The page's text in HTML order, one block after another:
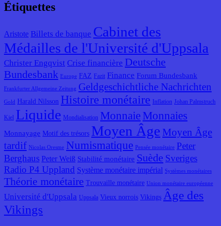
Étiquettes
Aristote Billets de banque Cabinet des
Médailles de l'Université d'Uppsala
Christer Engqvist Crise financière Deutsche
Bundesbank
Europe FAZ Fazit Finance Forum Bundesbank
Frankfurter Allgemeine Zeitung Geldgeschichtliche Nachrichten
Gold Harald Nilsson Histoire monétaire Inflation Johan Palmstruch
Kiel Liquide Mondialisation Monnaie Monnaies
Monnayage Motif des trésors Moyen Âge Moyen Âge
tardif Nicolas Oresme Numismatique Pensée monétaire Peter
Berghaus Peter Weiß Stabilité monétaire Suède Sveriges
Radio P4 Uppland Système monétaire impérial Systèmes monétaires
Théorie monétaire Trouvaille monétaire Union monétaire européenne
Université d'Uppsala Uppsala Vieux norrois Vikings Âge des
Vikings